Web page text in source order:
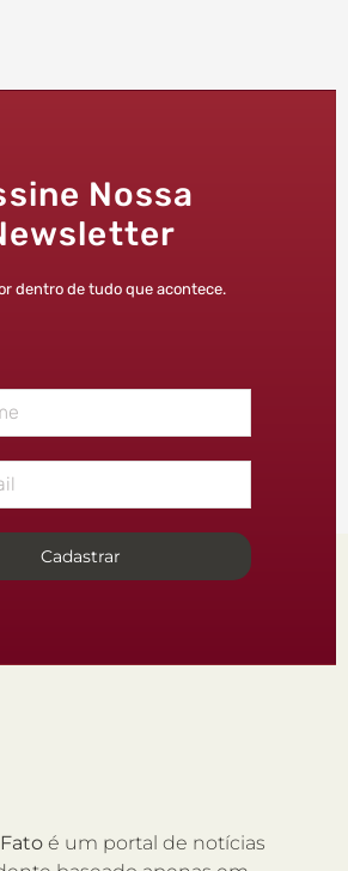
Nossa
dentro de tudo que acontece.
Cadastrar
é um portal de notícias